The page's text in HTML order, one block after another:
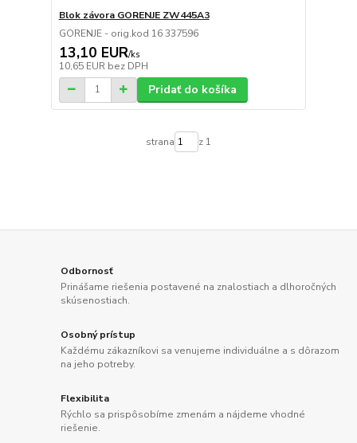
Blok závora GORENJE ZW445A3
GORENJE - orig.kod 16 337596
13,10 EUR/ks
10,65 EUR bez DPH
Pridať do košíka
strana z 1
Odbornosť
Prinášame riešenia postavené na znalostiach a dlhoročných
skúsenostiach.
Osobný prístup
Každému zákazníkovi sa venujeme individuálne a s dôrazom
na jeho potreby.
Flexibilita
Rýchlo sa prispôsobíme zmenám a nájdeme vhodné
riešenie.